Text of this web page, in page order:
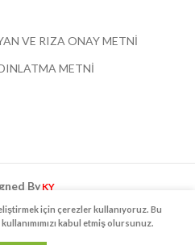
VE RIZA ONAY METNİ
METNİ
ByKY
Hakkı Saklıdır.için çerezler kullanıyoruz. Bu
kabul etmiş olursunuz.